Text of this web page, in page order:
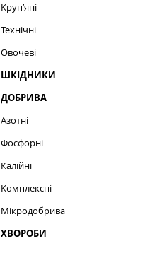
Круп’яні
Технічні
Овочеві
ШКІДНИКИ
ДОБРИВА
Азотні
Фосфорні
Калійні
Комплексні
Мікродобрива
ХВОРОБИ